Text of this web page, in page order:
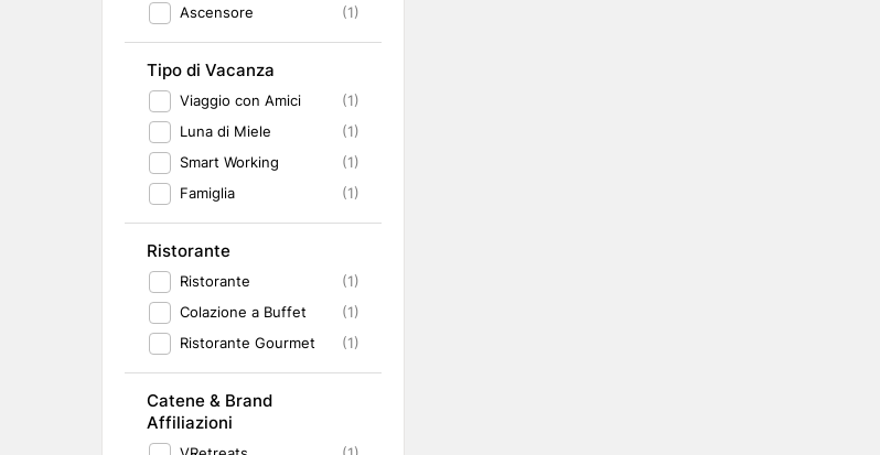
Ascensore (1)
Tipo di Vacanza
Viaggio con Amici
(1)
Luna di Miele
(1)
Smart Working
(1)
Famiglia
(1)
Ristorante
Ristorante
(1)
Colazione a Buffet
(1)
Ristorante Gourmet
(1)
Catene & Brand
Affiliazioni